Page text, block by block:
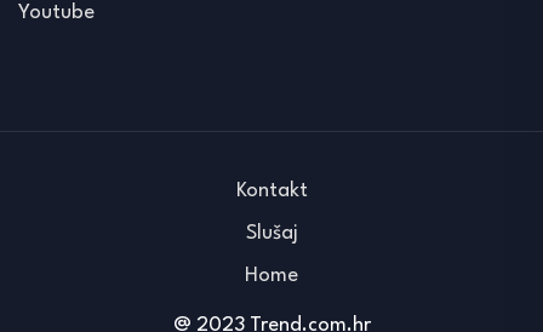
Youtube
@ 2023 Trend.com.hr
Kontakt
Slušaj
Home